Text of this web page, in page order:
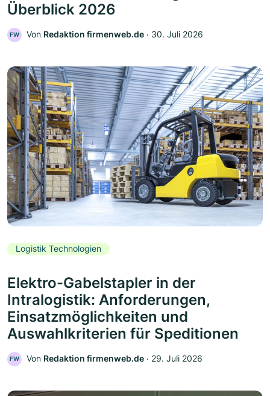
Überblick 2026
FW Von Redaktion firmenweb.de ‧ 30. Juli 2026
Logistik Technologien
Elektro-Gabelstapler in der
Intralogistik: Anforderungen,
Einsatzmöglichkeiten und
Auswahlkriterien für Speditionen
FW Von Redaktion firmenweb.de ‧ 29. Juli 2026